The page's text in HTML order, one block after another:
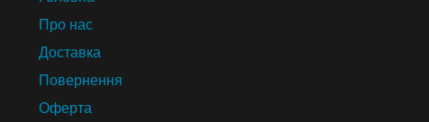
Про нас
Доставка
Повернення
Оферта